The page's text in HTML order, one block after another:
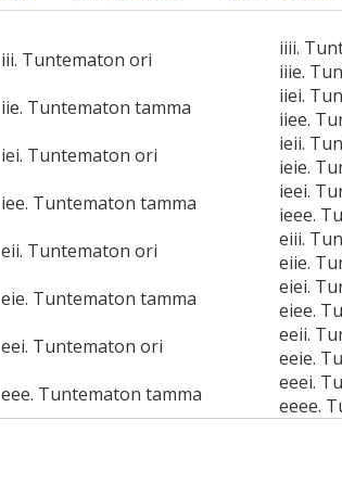
iii. Tuntematon ori
iiii.
iiie.
iie. Tuntematon tamma
iiei.
iiee.
iei. Tuntematon ori
ieii.
ieie.
iee. Tuntematon tamma
ieei.
ieee.
eii. Tuntematon ori
eiii.
eiie.
eie. Tuntematon tamma
eiei.
eiee.
eei. Tuntematon ori
eeii.
eeie.
eee. Tuntematon tamma
eeei.
eeee.